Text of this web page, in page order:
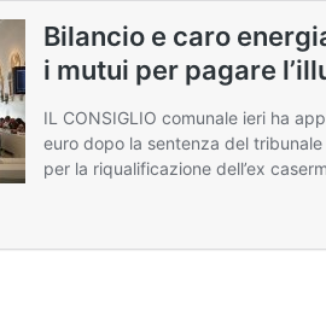
Bilancio e caro
i mutui per pagare
IL CONSIGLIO comunale ieri ha
euro dopo la sentenza del
per la riqualificazione dell’ex